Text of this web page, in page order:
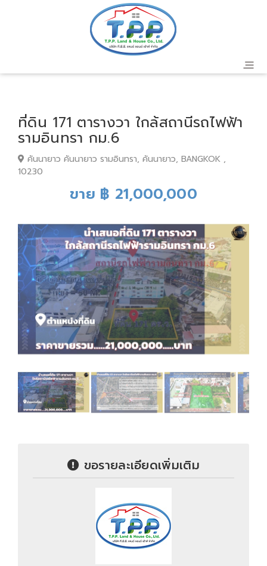
ที่ดิน 171 ตารางวา ใกล้สถานีรถไฟฟ้า
รามอินทรา กม.6
คันนายาว คันนายาว รามอินทรา, คันนายาว, BANGKOK ,
10230
ขาย ฿ 21,000,000
ขอรายละเอียดเพิ่มเติม